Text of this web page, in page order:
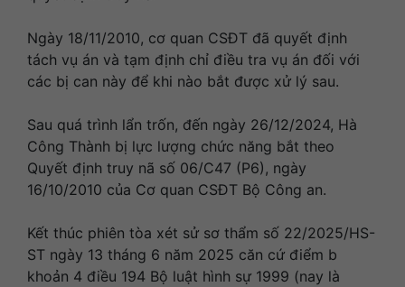
Ngày 18/11/2010, cơ quan CSĐT đã quyết định
tách vụ án và tạm định chỉ điều tra vụ án đối với
các bị can này để khi nào bắt được xử lý sau.
Sau quá trình lẩn trốn, đến ngày 26/12/2024, Hà
Công Thành bị lực lượng chức năng bắt theo
Quyết định truy nã số 06/C47 (P6), ngày
16/10/2010 của Cơ quan CSĐT Bộ Công an.
Kết thúc phiên tòa xét sử sơ thẩm số 22/2025/HS-
ST ngày 13 tháng 6 năm 2025 căn cứ điểm b
khoản 4 điều 194 Bộ luật hình sự 1999 (nay là